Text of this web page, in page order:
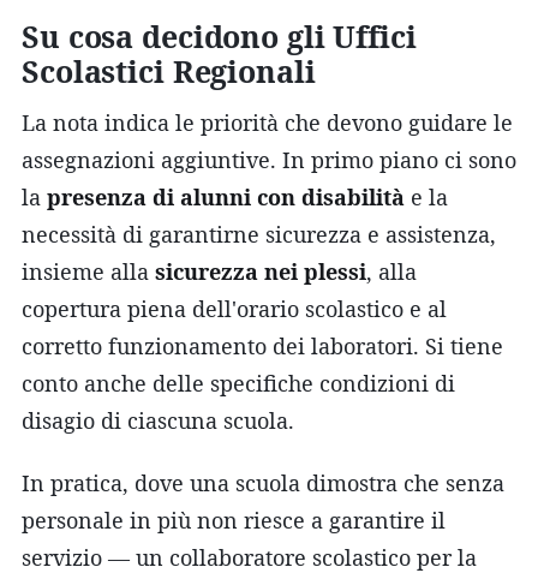
Su cosa decidono gli Uffici
Scolastici Regionali
La nota indica le priorità che devono guidare le
assegnazioni aggiuntive. In primo piano ci sono
la presenza di alunni con disabilità e la
necessità di garantirne sicurezza e assistenza,
insieme alla sicurezza nei plessi, alla
copertura piena dell'orario scolastico e al
corretto funzionamento dei laboratori. Si tiene
conto anche delle specifiche condizioni di
disagio di ciascuna scuola.
In pratica, dove una scuola dimostra che senza
personale in più non riesce a garantire il
servizio — un collaboratore scolastico per la